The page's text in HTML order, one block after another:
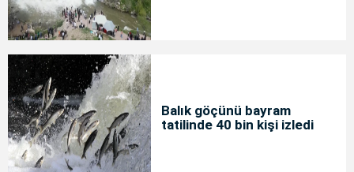
Balık göçünü bayram
tatilinde 40 bin kişi izledi